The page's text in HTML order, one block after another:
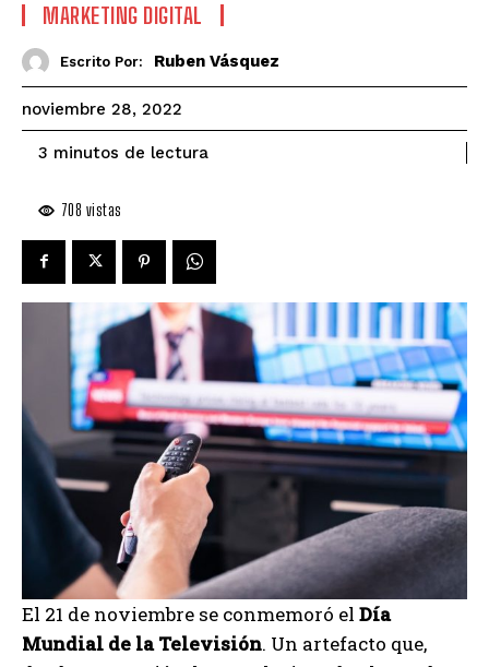
MARKETING DIGITAL
Escrito Por: Ruben Vásquez
noviembre 28, 2022
3 minutos de lectura
708 vistas
El 21 de noviembre se conmemoró el Día
Mundial de la Televisión. Un artefacto que,